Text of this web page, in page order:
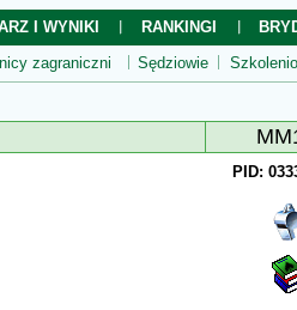
I WYNIKI RANKINGI
zagraniczni Sędziowie
PID: